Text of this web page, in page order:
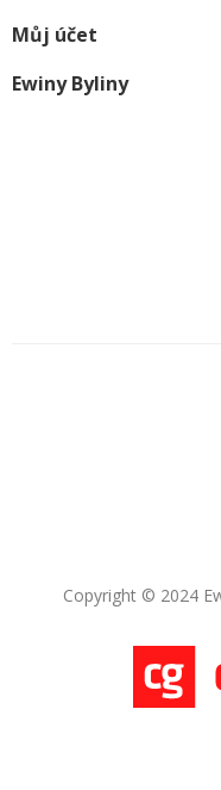
Můj účet
Ewiny Byliny
Copyright © 2024